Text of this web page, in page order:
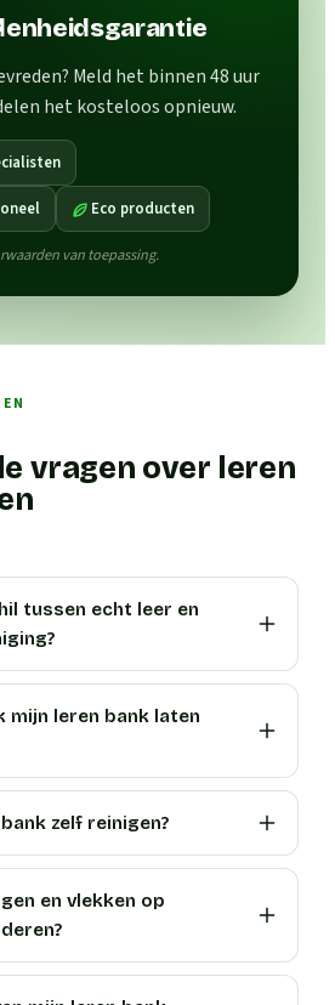
Meld het binnen 48 uur
het kosteloos opnieuw.
Eco producten
van toepassing.
vragen over leren
tussen echt leer en
mijn leren bank laten
zelf reinigen?
en vlekken op